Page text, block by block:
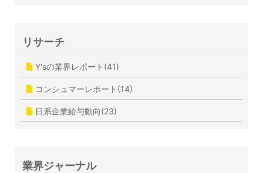
リサーチ
Y'sの業界レポート(41)
コンシュマーレポート(14)
日系企業給与動向(23)
業界ジャーナル